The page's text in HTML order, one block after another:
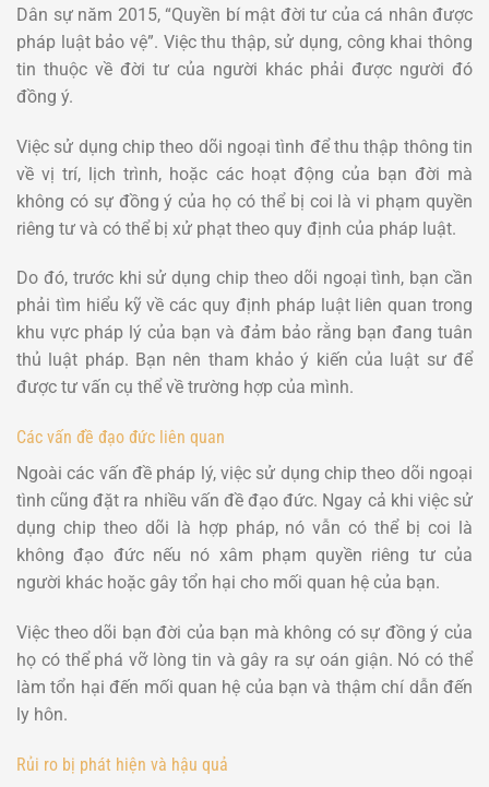
Dân sự năm 2015, “Quyền bí mật đời tư của cá nhân được
pháp luật bảo vệ”. Việc thu thập, sử dụng, công khai thông
tin thuộc về đời tư của người khác phải được người đó
đồng ý.
Việc sử dụng chip theo dõi ngoại tình để thu thập thông tin
về vị trí, lịch trình, hoặc các hoạt động của bạn đời mà
không có sự đồng ý của họ có thể bị coi là vi phạm quyền
riêng tư và có thể bị xử phạt theo quy định của pháp luật.
Do đó, trước khi sử dụng chip theo dõi ngoại tình, bạn cần
phải tìm hiểu kỹ về các quy định pháp luật liên quan trong
khu vực pháp lý của bạn và đảm bảo rằng bạn đang tuân
thủ luật pháp. Bạn nên tham khảo ý kiến của luật sư để
được tư vấn cụ thể về trường hợp của mình.
Các vấn đề đạo đức liên quan
Ngoài các vấn đề pháp lý, việc sử dụng chip theo dõi ngoại
tình cũng đặt ra nhiều vấn đề đạo đức. Ngay cả khi việc sử
dụng chip theo dõi là hợp pháp, nó vẫn có thể bị coi là
không đạo đức nếu nó xâm phạm quyền riêng tư của
người khác hoặc gây tổn hại cho mối quan hệ của bạn.
Việc theo dõi bạn đời của bạn mà không có sự đồng ý của
họ có thể phá vỡ lòng tin và gây ra sự oán giận. Nó có thể
làm tổn hại đến mối quan hệ của bạn và thậm chí dẫn đến
ly hôn.
Rủi ro bị phát hiện và hậu quả